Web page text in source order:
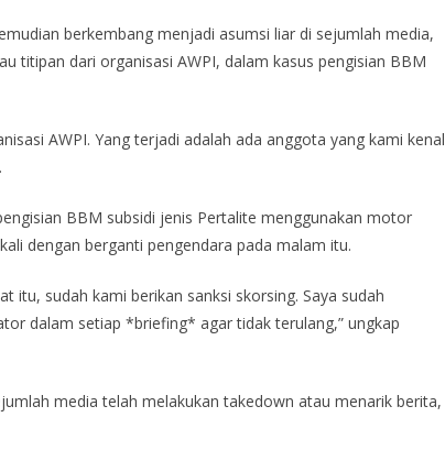
berkembang menjadi asumsi liar di sejumlah media,
titipan dari organisasi AWPI, dalam kasus pengisian BBM
AWPI. Yang terjadi adalah ada anggota yang kami kenal
BBM subsidi jenis Pertalite menggunakan motor
dengan berganti pengendara pada malam itu.
itu, sudah kami berikan sanksi skorsing. Saya sudah
dalam setiap *briefing* agar tidak terulang,” ungkap
media telah melakukan takedown atau menarik berita,